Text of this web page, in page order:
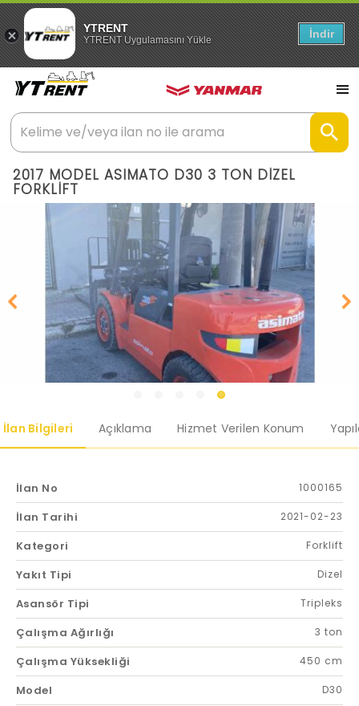
YTRENT
YTRENT Uygulamasını Yükle İndir
2017 MODEL ASIMATO D30 3 TON DİZEL
FORKLİFT
İlan Bilgileri Açıklama Hizmet Verilen Konum
İlan No 1000165
İlan Tarihi 2021-02-23
Kategori Forklift
Yakıt Tipi Dizel
Asansör Tipi Tripleks
Çalışma Ağırlığı 3 ton
Çalışma Yüksekliği 450 cm
Model D30